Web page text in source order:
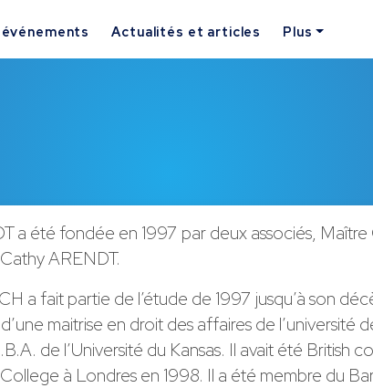
Actualités et articles Plus
a été fondée en 1997 par deux associés, Maître
ARENDT.
a fait partie de l’étude de 1997 jusqu’à son
maitrise en droit des affaires de l’université
de l’Université du Kansas. Il avait été British
College à Londres en 1998. Il a été membre du